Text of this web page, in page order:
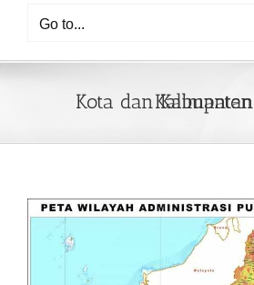
Go to...
Kota dan Kabupaten di Pulau Kalimantan